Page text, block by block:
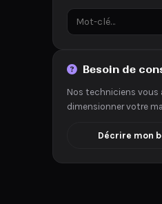
Besoin de
Nos techniciens vous
dimensionner votre
Décrire mon